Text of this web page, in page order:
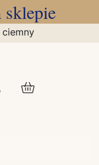
Produkty w